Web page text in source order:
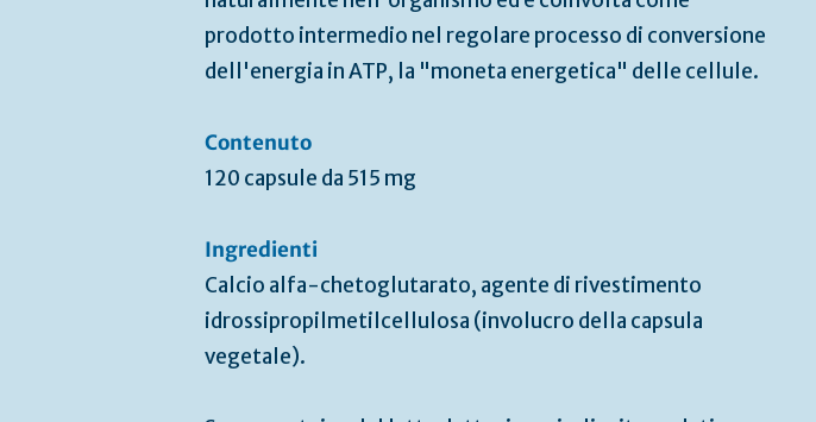
prodotto intermedio nel regolare processo di conversione
dell'energia in ATP, la "moneta energetica" delle cellule.
Contenuto
120 capsule da 515 mg
Ingredienti
Calcio alfa-chetoglutarato, agente di rivestimento
idrossipropilmetilcellulosa (involucro della capsula
vegetale).